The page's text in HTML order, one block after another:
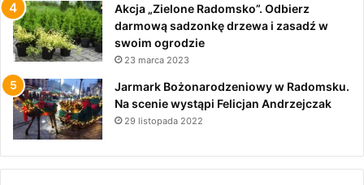
Akcja „Zielone Radomsko”. Odbierz
darmową sadzonkę drzewa i zasadź w
swoim ogrodzie
23 marca 2023
Jarmark Bożonarodzeniowy w Radomsku.
Na scenie wystąpi Felicjan Andrzejczak
29 listopada 2022